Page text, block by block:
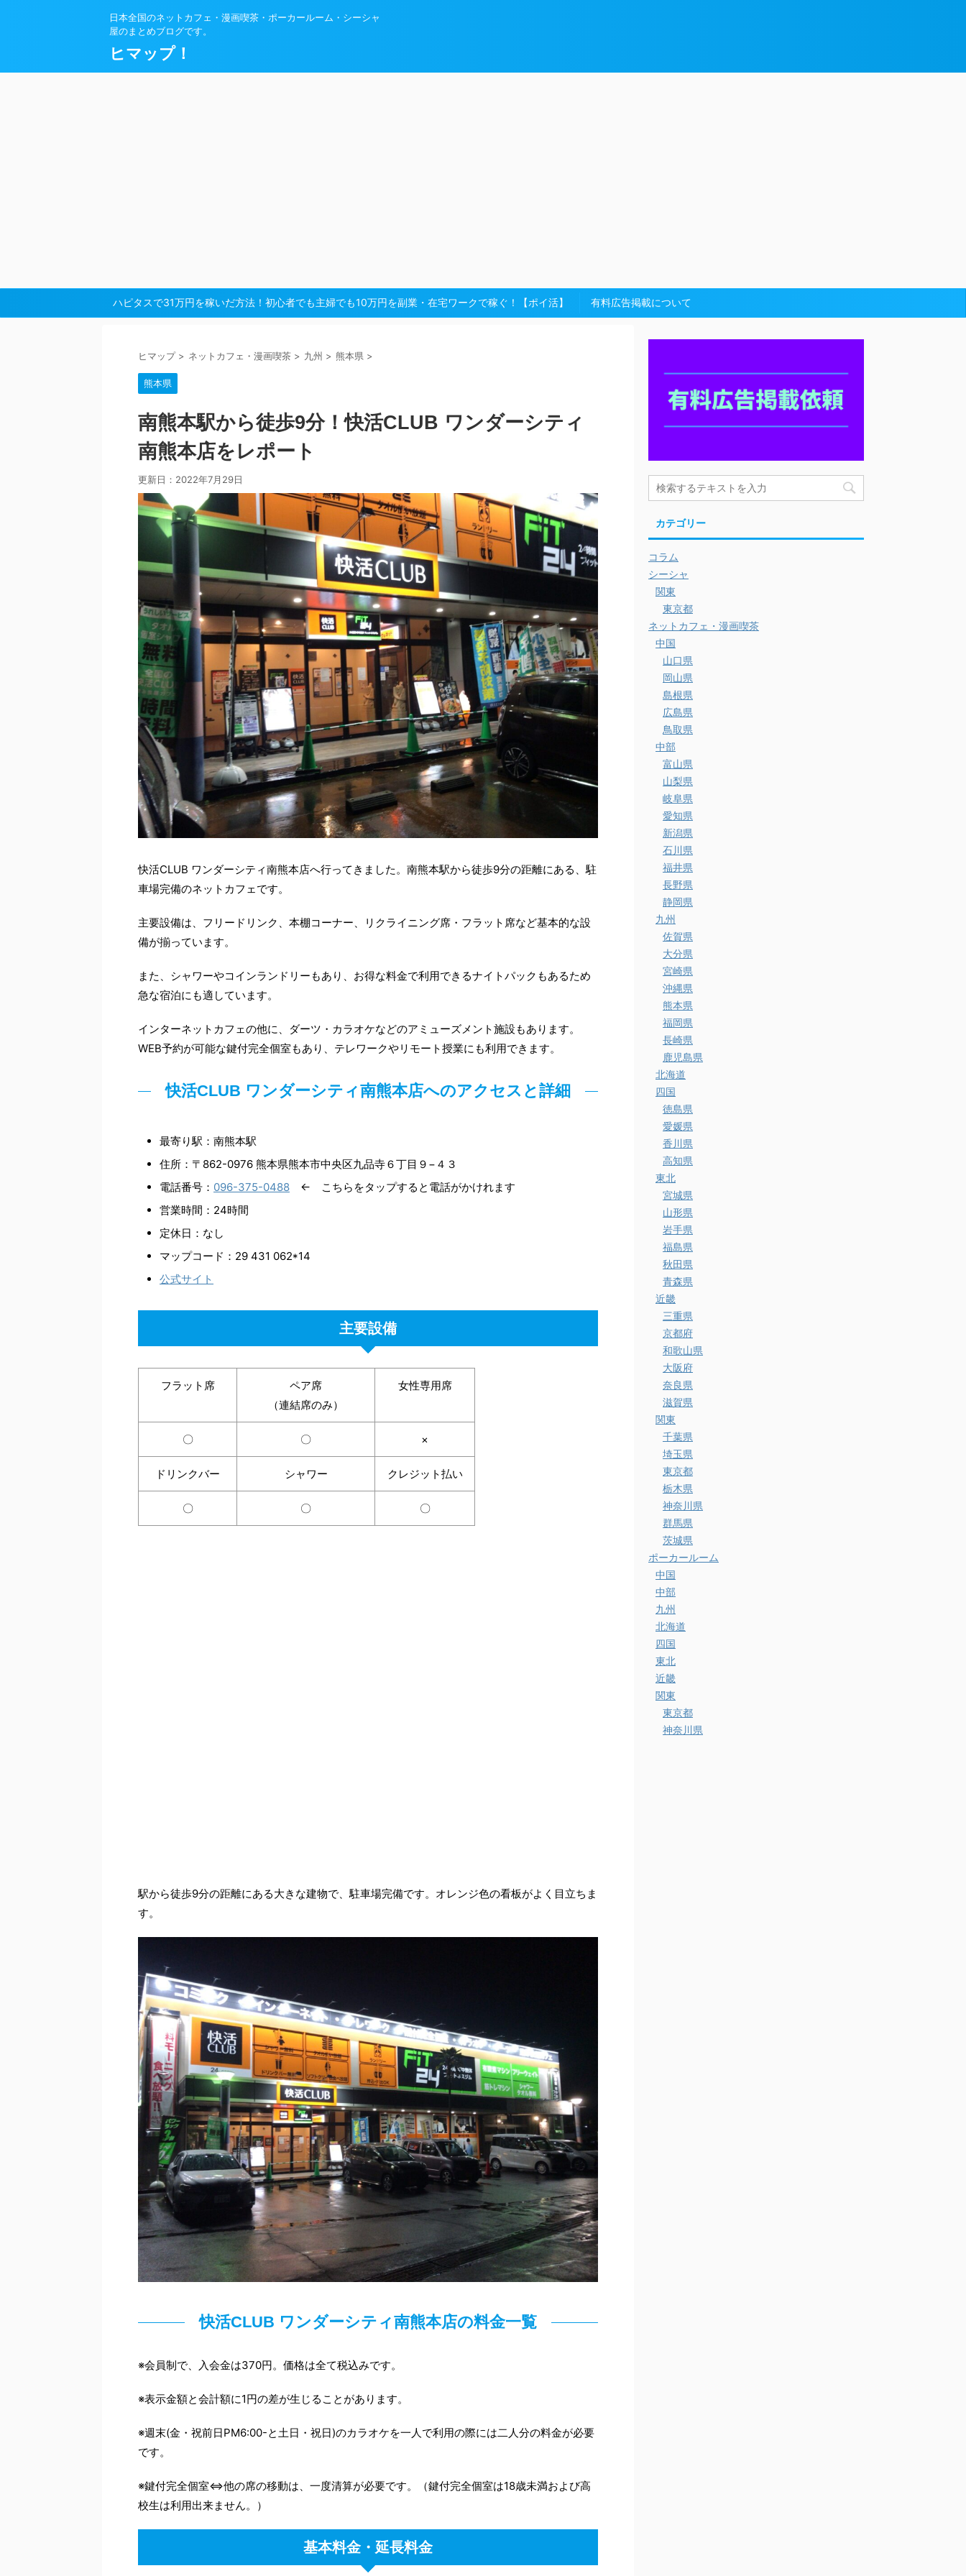
日本全国のネットカフェ・漫画喫茶・ポーカールーム・シーシャ
屋のまとめブログです。
ヒマップ！
ハピタスで31万円を稼いだ方法！初心者でも主婦でも10万円を副業・在宅ワークで稼ぐ！【ポイ活】 有料広告掲載について
ヒマップ> ネットカフェ・漫画喫茶 > 九州 > 熊本県 >
熊本県
南熊本駅から徒歩9分！快活CLUB ワンダーシティ
南熊本店をレポート
更新日： 2022年7月29日
快活CLUB ワンダーシティ南熊本店へ行ってきました。南熊本駅から徒歩9分の距離にある、駐
車場完備のネットカフェです。
主要設備は、フリードリンク、本棚コーナー、リクライニング席・フラット席など基本的な設
備が揃っています。
また、シャワーやコインランドリーもあり、お得な料金で利用できるナイトパックもあるため
急な宿泊にも適しています。
インターネットカフェの他に、ダーツ・カラオケなどのアミューズメント施設もあります。
WEB予約が可能な鍵付完全個室もあり、テレワークやリモート授業にも利用できます。
快活CLUB ワンダーシティ南熊本店へのアクセスと詳細
最寄り駅：南熊本駅
住所：〒862-0976 熊本県熊本市中央区九品寺６丁目９−４３
電話番号： 096-375-0488 ← こちらをタップすると電話がかけれます
営業時間：24時間
定休日：なし
マップコード：29 431 062*14
公式サイト
主要設備
フラット席
ペア席
（連結席のみ）
女性専用席
〇 〇 ×
ドリンクバー シャワー クレジット払い
〇 〇 〇
駅から徒歩9分の距離にある大きな建物で、駐車場完備です。オレンジ色の看板がよく目立ちま
す。
快活CLUB ワンダーシティ南熊本店の料金一覧
※会員制で、入会金は370円。価格は全て税込みです。
※表示金額と会計額に1円の差が生じることがあります。
※週末(金・祝前日PM6:00-と土日・祝日)のカラオケを一人で利用の際には二人分の料金が必要
です。
※鍵付完全個室⇔他の席の移動は、一度清算が必要です。（鍵付完全個室は18歳未満および高
校生は利用出来ません。）
基本料金・延長料金
カテゴリー
コラム
シーシャ
関東
東京都
ネットカフェ・漫画喫茶
中国
山口県
岡山県
島根県
広島県
鳥取県
中部
富山県
山梨県
岐阜県
愛知県
新潟県
石川県
福井県
長野県
静岡県
九州
佐賀県
大分県
宮崎県
沖縄県
熊本県
福岡県
長崎県
鹿児島県
北海道
四国
徳島県
愛媛県
香川県
高知県
東北
宮城県
山形県
岩手県
福島県
秋田県
青森県
近畿
三重県
京都府
和歌山県
大阪府
奈良県
滋賀県
関東
千葉県
埼玉県
東京都
栃木県
神奈川県
群馬県
茨城県
ポーカールーム
中国
中部
九州
北海道
四国
東北
近畿
関東
東京都
神奈川県